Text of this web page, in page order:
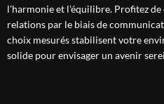
l'harmonie et l'équilibre. Profitez
relations par le biais de
choix mesurés stabilisent votre
solide pour envisager un avenir